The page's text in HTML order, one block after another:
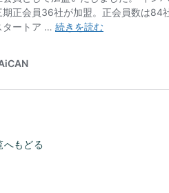
へもどる